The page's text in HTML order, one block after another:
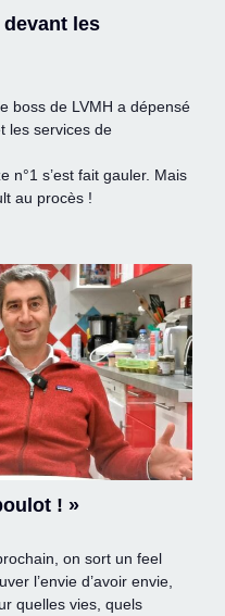
les
boss de LVMH a dépensé
les services de
n°1 s’est fait gauler. Mais
au procès !
! »
on sort un feel
l’envie d’avoir envie,
quelles vies, quels